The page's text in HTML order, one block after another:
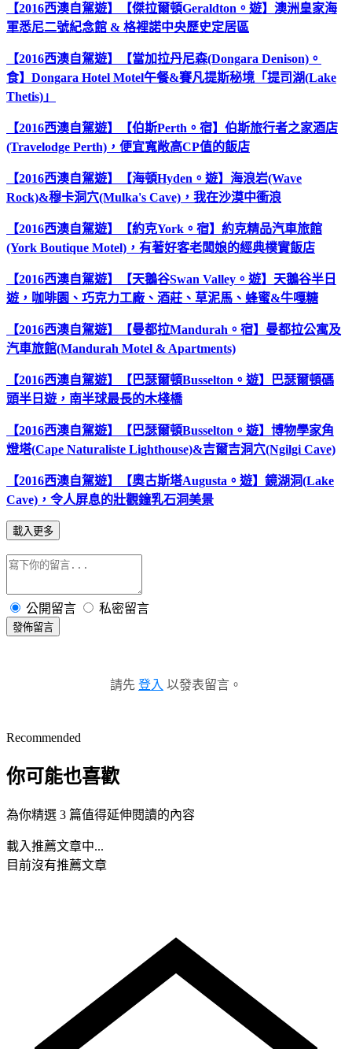
【2016西澳自駕遊】【傑拉爾頓Geraldton。遊】澳洲皇家海
軍悉尼二號紀念館 & 格裡諾中央歷史定居區
【2016西澳自駕遊】【當加拉丹尼森(Dongara Denison)。
食】Dongara Hotel Motel午餐&賽凡提斯秘境「提司湖(Lake
Thetis)」
【2016西澳自駕遊】【伯斯Perth。宿】伯斯旅行者之家酒店
(Travelodge Perth)，便宜寬敞高CP值的飯店
【2016西澳自駕遊】【海頓Hyden。遊】海浪岩(Wave
Rock)&穆卡洞穴(Mulka's Cave)，我在沙漠中衝浪
【2016西澳自駕遊】【約克York。宿】約克精品汽車旅館
(York Boutique Motel)，有著好客老闆娘的經典樸實飯店
【2016西澳自駕遊】【天鵝谷Swan Valley。遊】天鵝谷半日
遊，咖啡園、巧克力工廠、酒莊、草泥馬、蜂蜜&牛嘎糖
【2016西澳自駕遊】【曼都拉Mandurah。宿】曼都拉公寓及
汽車旅館(Mandurah Motel & Apartments)
【2016西澳自駕遊】【巴瑟爾頓Busselton。遊】巴瑟爾頓碼
頭半日遊，南半球最長的木棧橋
【2016西澳自駕遊】【巴瑟爾頓Busselton。遊】博物學家角
燈塔(Cape Naturaliste Lighthouse)&吉爾吉洞穴(Ngilgi Cave)
【2016西澳自駕遊】【奧古斯塔Augusta。遊】鏡湖洞(Lake
Cave)，令人屏息的壯觀鐘乳石洞美景
載入更多
公開留言 私密留言
發佈留言
請先 登入 以發表留言。
Recommended
你可能也喜歡
為你精選 3 篇值得延伸閱讀的內容
載入推薦文章中...
目前沒有推薦文章